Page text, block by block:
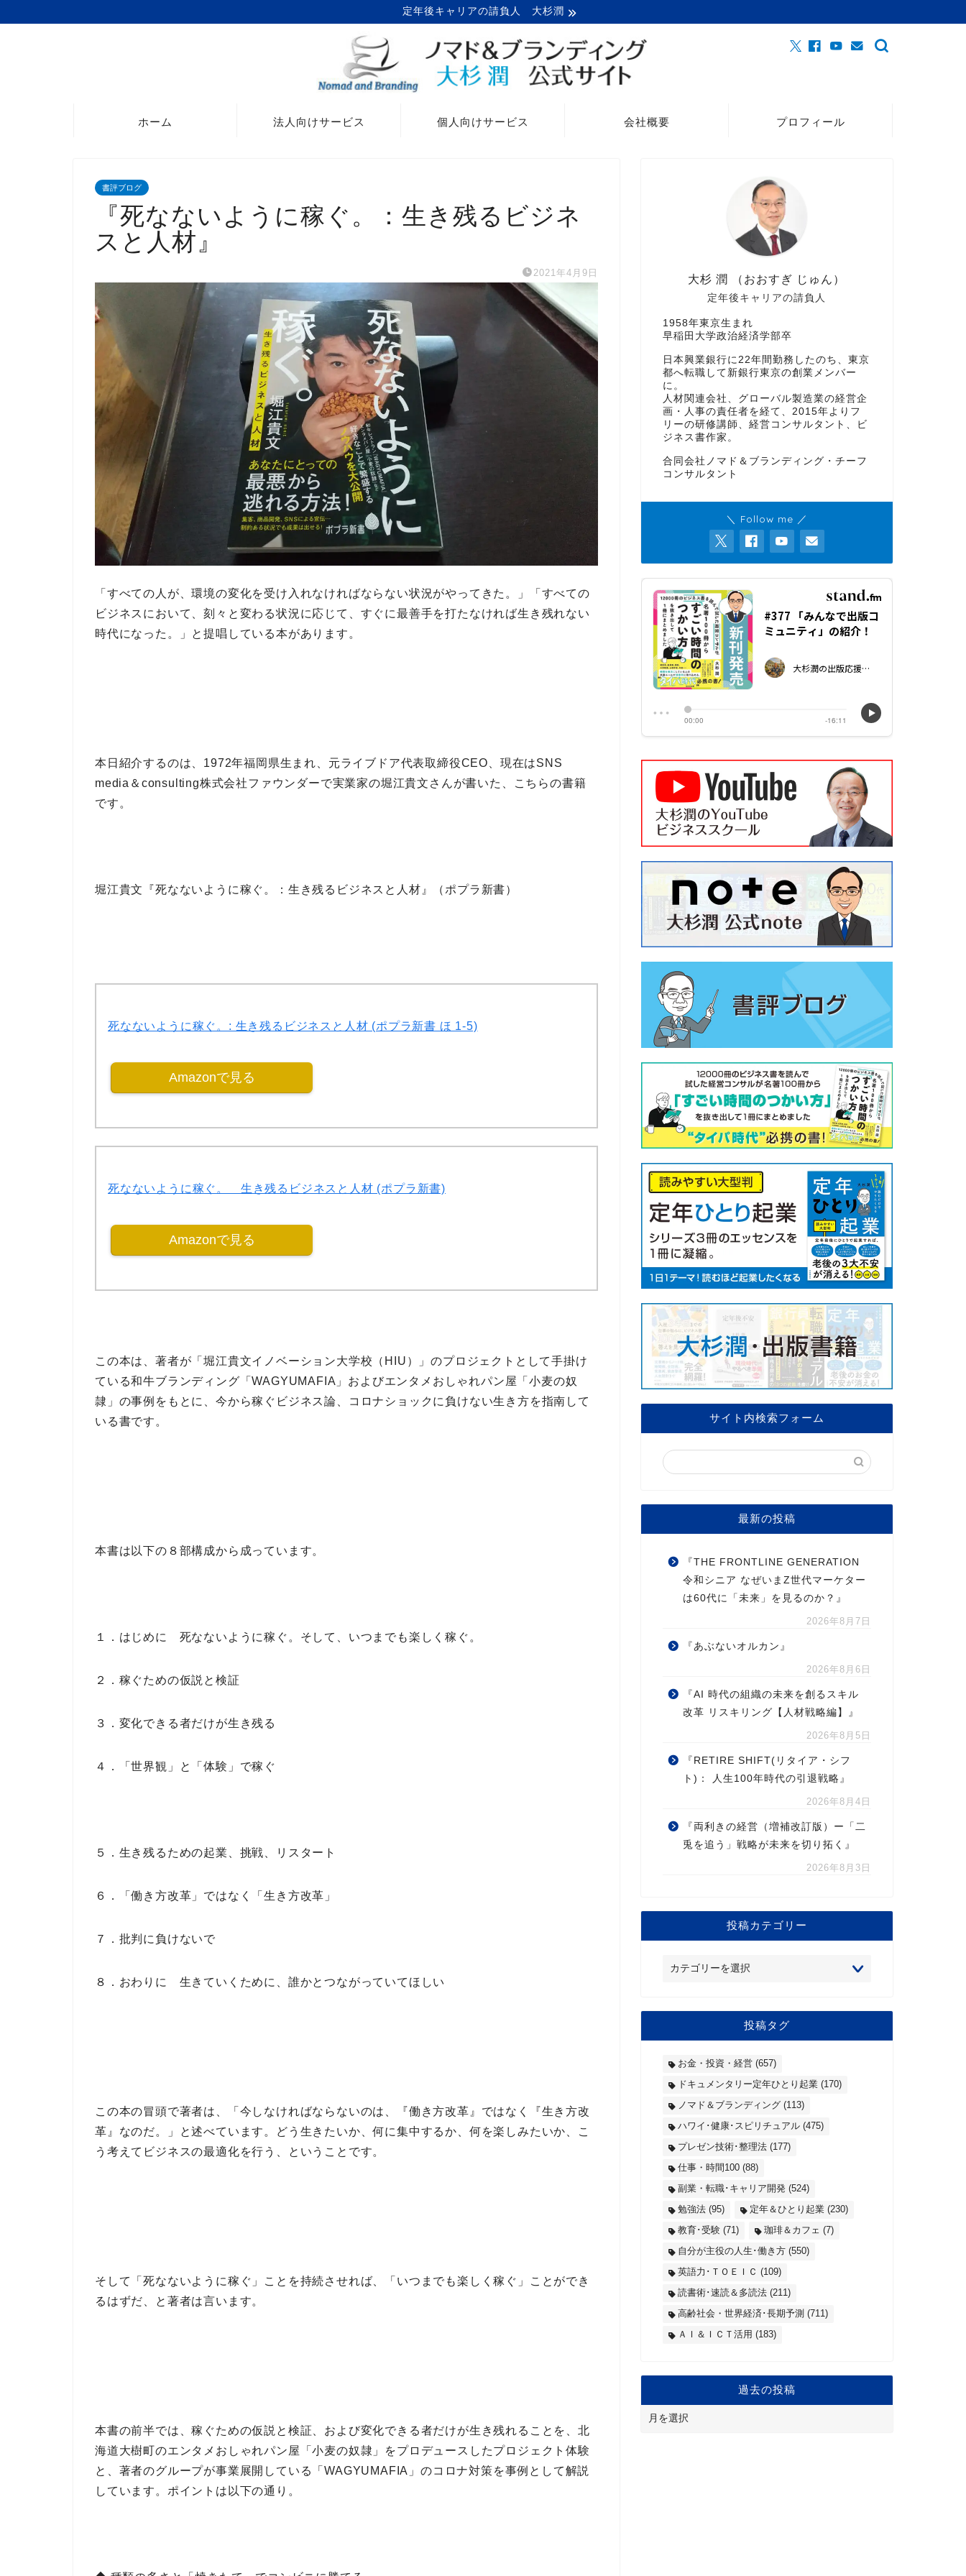
定年後キャリアの請負人 大杉潤
ホーム 法人向けサービス 個人向けサービス 会社概要 プロフィール
書評ブログ
『死なないように稼ぐ。：生き残るビジネ
スと人材』
2021年4月9日
「すべての人が、環境の変化を受け入れなければならない状況がやってきた。」「すべての
ビジネスにおいて、刻々と変わる状況に応じて、すぐに最善手を打たなければ生き残れない
時代になった。」 と提唱している本があります。
本日紹介するのは、1972年福岡県生まれ、 元ライブドア代表取締役CEO 、現在はSNS
media＆consulting株式会社ファウンダーで実業家の堀江貴文 さんが書いた、こちらの書籍
です。
堀江貴文『死なないように稼ぐ。：生き残るビジネスと人材』（ポプラ新書）
死なないように稼ぐ。: 生き残るビジネスと人材 (ポプラ新書 ほ 1-5)
Amazonで見る
死なないように稼ぐ。 生き残るビジネスと人材 (ポプラ新書)
Amazonで見る
この本は、著者が 「堀江貴文イノベーション大学校（HIU）」のプロジェクトとして手掛け
ている和牛ブランディング「WAGYUMAFIA」 およびエンタメおしゃれパン屋「小麦の奴
隷」 の事例をもとに、今から稼ぐビジネス論、コロナショックに負けない生き方を指南して
いる書です。
本書は以下の ８部構成から成っています。
１．はじめに 死なないように稼ぐ。そして、いつまでも楽しく稼ぐ。
２．稼ぐための仮説と検証
３．変化できる者だけが生き残る
４．「世界観」と「体験」で稼ぐ
５．生き残るための起業、挑戦、リスタート
６．「働き方改革」ではなく「生き方改革」
７．批判に負けないで
８．おわりに 生きていくために、誰かとつながっていてほしい
この本の冒頭で著者は、
「今しなければならないのは、『働き方改革』ではなく『生き方改
革』なのだ。」
と述べています。 どう生きたいか、何に集中するか、何を楽しみたいか 、こ
う考えてビジネスの最適化を行う、ということです。
そして
「死なないように稼ぐ」ことを持続させれば、「いつまでも楽しく稼ぐ」ことができ
るはずだ 、と著者は言います。
本書の前半では、稼ぐための仮説と検証 、および変化できる者だけが生き残れる ことを、北
海道大樹町のエンタメおしゃれパン屋「小麦の奴隷」
をプロデュースしたプロジェクト体験
と、著者のグループが事業展開している
「WAGYUMAFIA」のコロナ対策を事例として解説
しています。ポイントは以下の通り。
定年後キャリアの請負人
大杉 潤 （おおすぎ じゅん）
1958年東京生まれ
早稲田大学政治経済学部卒
日本興業銀行に22年間勤務したのち、東京
都へ転職して新銀行東京の創業メンバー
に。
人材関連会社、グローバル製造業の経営企
画・人事の責任者を経て、2015年よりフ
リーの研修講師、経営コンサルタント、ビ
ジネス書作家。
合同会社ノマド＆ブランディング・チーフ
コンサルタント
＼ Follow me ／
サイト内検索フォーム
最新の投稿
『THE FRONTLINE GENERATION
令和シニア なぜいまZ世代マーケター
は60代に「未来」を見るのか？』
2026年8月7日
『あぶないオルカン』
2026年8月6日
『AI 時代の組織の未来を創るスキル
改革 リスキリング【人材戦略編】』
2026年8月5日
『RETIRE SHIFT(リタイア・シフ
ト)： 人生100年時代の引退戦略』
2026年8月4日
『両利きの経営（増補改訂版）ー「二
兎を追う」戦略が未来を切り拓く』
2026年8月3日
投稿カテゴリー
投稿タグ
お金・投資・経営(657)
ドキュメンタリー定年ひとり起業(170)
ノマド＆ブランディング(113)
ハワイ･健康･スピリチュアル(475)
プレゼン技術･整理法(177)
仕事・時間100(88)
副業・転職･キャリア開発(524)
勉強法(95) 定年＆ひとり起業(230)
教育･受験(71) 珈琲＆カフェ (7)
自分が主役の人生･働き方(550)
英語力･ＴＯＥＩＣ (109)
読書術･速読＆多読法(211)
高齢社会・世界経済･長期予測 (711)
ＡＩ＆ＩＣＴ活用 (183)
過去の投稿